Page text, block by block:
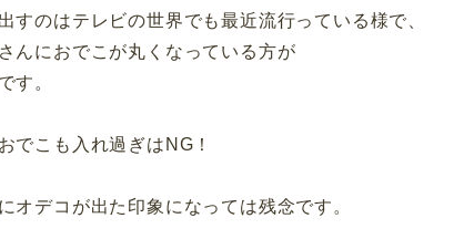
すのはテレビの世界でも最近流行っている様で、
んにおでこが丸くなっている方が
す。
でこも入れ過ぎはNG！
オデコが出た印象になっては残念です。